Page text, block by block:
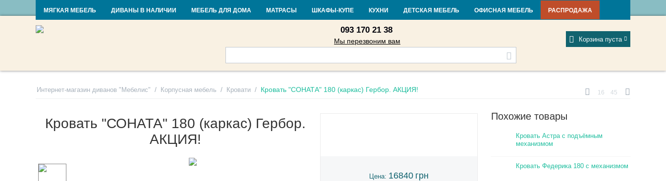
RU UA Мой профиль
Контакты Доставка и оплата Гарантия и возврат Кредит Статьи и новости Фабрики Отзывы
093 170 21 38
Мы перезвоним вам Корзина пуста
МЯГКАЯ МЕБЕЛЬ ДИВАНЫ В НАЛИЧИИ МЕБЕЛЬ ДЛЯ ДОМА МАТРАСЫ ШКАФЫ-КУПЕ КУХНИ ДЕТСКАЯ МЕБЕЛЬ ОФИСНАЯ МЕБЕЛЬ РАСПРОДАЖА
Интернет-магазин диванов "Мебелис" / Корпусная мебель / Кровати / Кровать "СОНАТА" 180 (каркас) Гербор. АКЦИЯ! 16 45
Кровать "СОНАТА" 180 (каркас) Гербор.
АКЦИЯ!
Цена: 16840 грн
Похожие товары
Кровать Астра с подъёмным
механизмом
Кровать Федерика 180 с механизмом